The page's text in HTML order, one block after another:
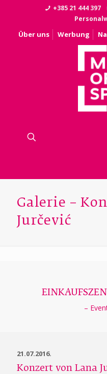
+385 21 444 397
Über uns Werbung
Galerie –
Jurčević
–
21.07.2016.
Konzert von Lana